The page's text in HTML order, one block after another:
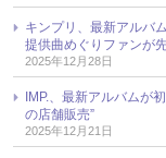
キンプリ、最新アルバ
提供曲めぐりファンが
2025年12月28日
IMP.、最新アルバム
の店舗販売”
2025年12月21日